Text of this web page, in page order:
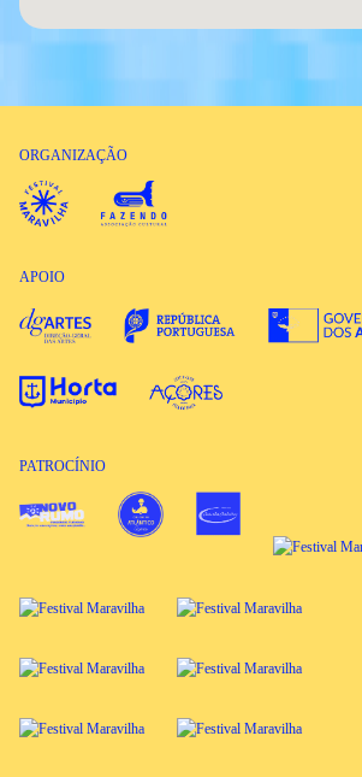
ORGANIZAÇÃO
APOIO
PATROCÍNIO